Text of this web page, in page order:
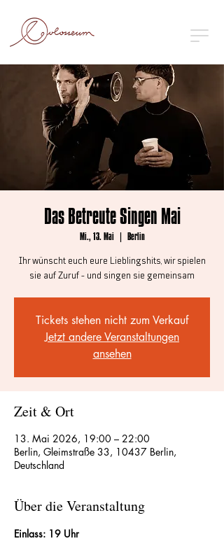
Das Betreute Singen Mai
Mi., 13. Mai
  |
Berlin
Ihr wünscht euch eure Lieblingshits, wir spielen
sie auf Zuruf - und singen sie gemeinsam
Tickets stehen nicht zum Verkauf
Jetzt andere Veranstaltungen
ansehen
Zeit & Ort
13. Mai 2026, 19:00 – 22:00
Berlin, Gleimstraße 33, 10437 Berlin,
Deutschland
Über die Veranstaltung
Einlass: 19 Uhr